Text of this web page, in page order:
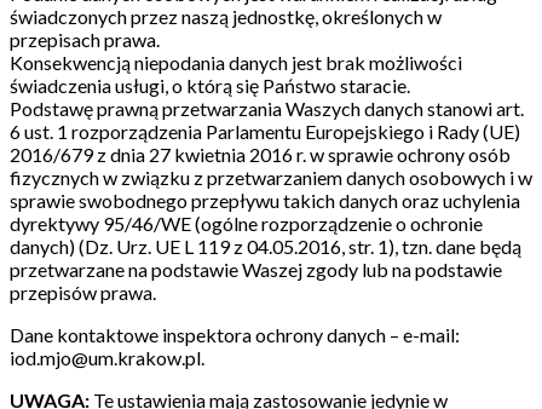
świadczonych przez naszą jednostkę, określonych w
przepisach prawa.
Konsekwencją niepodania danych jest brak możliwości
świadczenia usługi, o którą się Państwo staracie.
Podstawę prawną przetwarzania Waszych danych stanowi art.
6 ust. 1 rozporządzenia Parlamentu Europejskiego i Rady (UE)
2016/679 z dnia 27 kwietnia 2016 r. w sprawie ochrony osób
fizycznych w związku z przetwarzaniem danych osobowych i w
sprawie swobodnego przepływu takich danych oraz uchylenia
dyrektywy 95/46/WE (ogólne rozporządzenie o ochronie
danych) (Dz. Urz. UE L 119 z 04.05.2016, str. 1), tzn. dane będą
przetwarzane na podstawie Waszej zgody lub na podstawie
przepisów prawa.
Dane kontaktowe inspektora ochrony danych – e-mail:
iod.mjo@um.krakow.pl.
UWAGA: Te ustawienia mają zastosowanie jedynie w